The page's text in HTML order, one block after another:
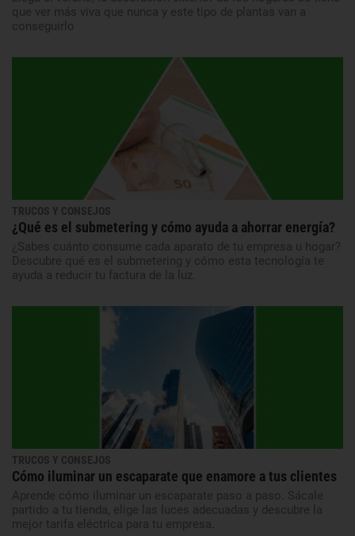
que ver más viva que nunca y este tipo de plantas van a
conseguirlo
TRUCOS Y CONSEJOS
¿Qué es el submetering y cómo ayuda a ahorrar energía?
¿Sabes cuánto consume cada aparato de tu empresa u hogar?
Descubre qué es el submetering y cómo esta tecnología te
ayuda a reducir tu factura de la luz.
TRUCOS Y CONSEJOS
Cómo iluminar un escaparate que enamore a tus clientes
Aprende cómo iluminar un escaparate paso a paso. Sácale
partido a tu tienda, elige las luces adecuadas y descubre la
mejor tarifa eléctrica para tu empresa.